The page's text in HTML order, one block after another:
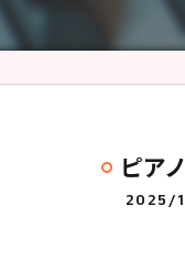
ピア
2025/